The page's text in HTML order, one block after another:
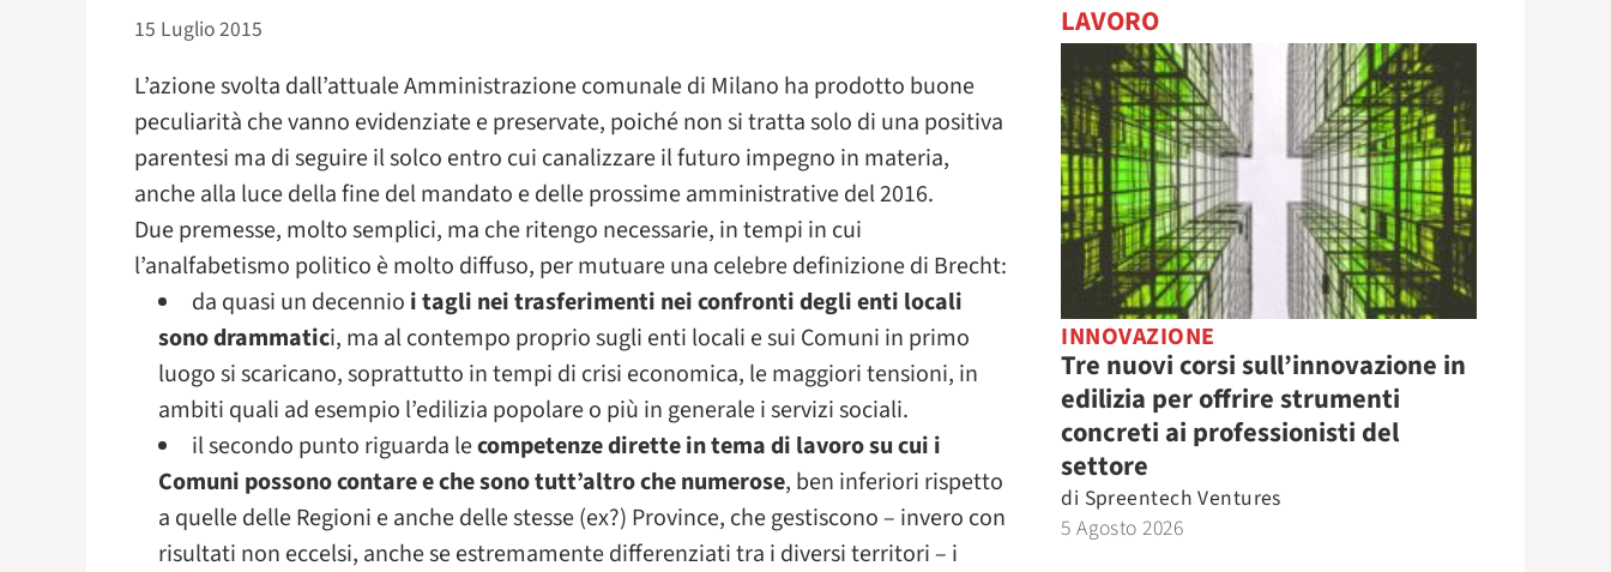
15 Luglio 2015
L’azione svolta dall’attuale Amministrazione comunale di Milano ha prodotto buone
peculiarità che vanno evidenziate e preservate, poiché non si tratta solo di una positiva
parentesi ma di seguire il solco entro cui canalizzare il futuro impegno in materia,
anche alla luce della fine del mandato e delle prossime amministrative del 2016.
Due premesse, molto semplici, ma che ritengo necessarie, in tempi in cui
l’analfabetismo politico è molto diffuso, per mutuare una celebre definizione di Brecht:
da quasi un decennio i tagli nei trasferimenti nei confronti degli enti locali
sono drammatici, ma al contempo proprio sugli enti locali e sui Comuni in primo
luogo si scaricano, soprattutto in tempi di crisi economica, le maggiori tensioni, in
ambiti quali ad esempio l’edilizia popolare o più in generale i servizi sociali.
il secondo punto riguarda lecompetenze dirette in tema di lavoro su cui i
Comuni possono contare e che sono tutt’altro che numerose, ben inferiori rispetto
a quelle delle Regioni e anche delle stesse (ex?) Province, che gestiscono – invero con
risultati non eccelsi, anche se estremamente differenziati tra i diversi territori – i
LAVORO
INNOVAZIONE
Tre nuovi corsi sull’innovazione in
edilizia per offrire strumenti
concreti ai professionisti del
settore
di Spreentech Ventures
5 Agosto 2026